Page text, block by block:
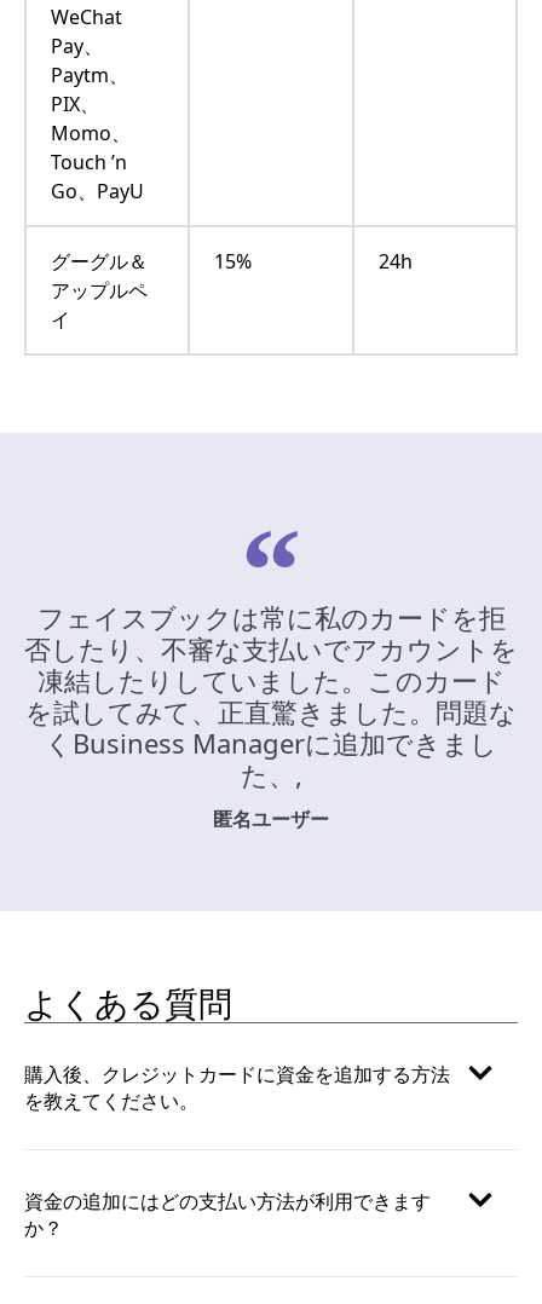
WeChat
Pay、
Paytm、
PIX、
Momo、
Touch ’n
Go、PayU
グーグル＆
アップルペ
イ
15% 24h
フェイスブックは常に私のカードを拒
否したり、不審な支払いでアカウントを
凍結したりしていました。このカード
を試してみて、正直驚きました。問題な
くBusiness Managerに追加できまし
た、,
匿名ユーザー
よくある質問
購入後、クレジットカードに資金を追加する方法
を教えてください。
資金の追加にはどの支払い方法が利用できます
か？